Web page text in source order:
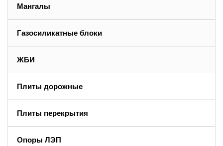
Мангалы
Газосиликатные блоки
ЖБИ
Плиты дорожные
Плиты перекрытия
Опоры ЛЭП